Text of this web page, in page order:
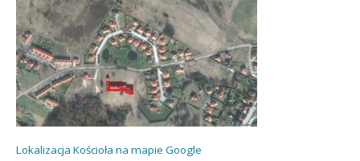
Lokalizacja Kościoła na mapie Google